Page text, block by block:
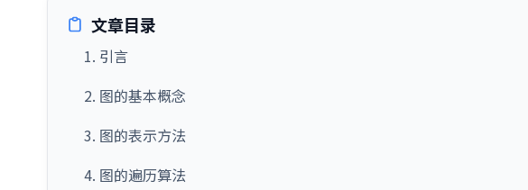
文章目录
1. 引言
2. 图的基本概念
3. 图的表示方法
4. 图的遍历算法